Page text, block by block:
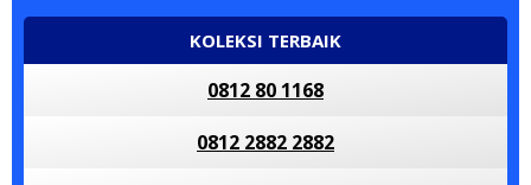
KOLEKSI TERBAIK
0812 80 1168
0812 2882 2882